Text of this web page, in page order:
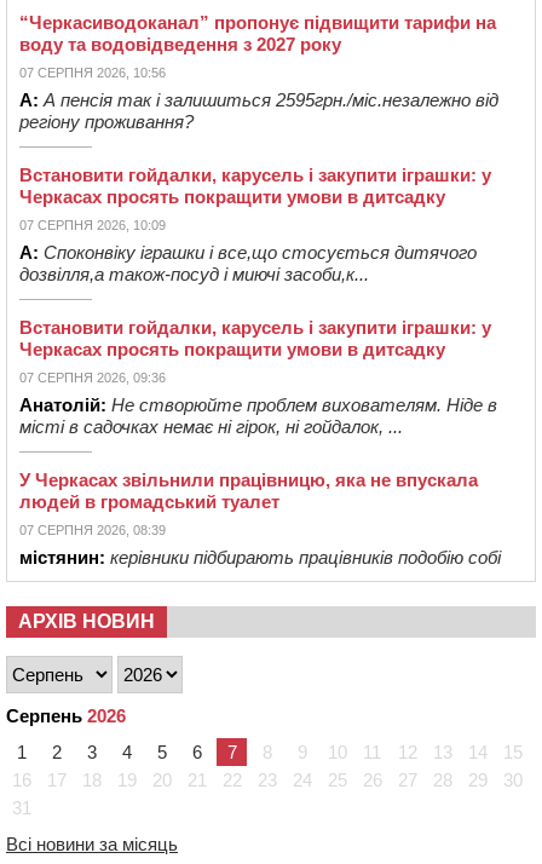
“Черкасиводоканал” пропонує підвищити тарифи на
воду та водовідведення з 2027 року
07 СЕРПНЯ 2026, 10:56
А: А пенсія так і залишиться 2595грн./міс.незалежно від
регіону проживання?
Встановити гойдалки, карусель і закупити іграшки: у
Черкасах просять покращити умови в дитсадку
07 СЕРПНЯ 2026, 10:09
А: Споконвіку іграшки і все,що стосується дитячого
дозвілля,а також-посуд і миючі засоби,к...
Встановити гойдалки, карусель і закупити іграшки: у
Черкасах просять покращити умови в дитсадку
07 СЕРПНЯ 2026, 09:36
Анатолій: Не створюйте проблем вихователям. Ніде в
місті в садочках немає ні гірок, ні гойдалок, ...
У Черкасах звільнили працівницю, яка не впускала
людей в громадський туалет
07 СЕРПНЯ 2026, 08:39
містянин: керівники підбирають працівників подобію собі
АРХІВ НОВИН
Серпень 2026
1
2 3 4 5 6 7 8 9 10 11 12 13 14
15
16
17 18 19 20 21 22 23 24 25 26 27 28 29
30
31
Всі новини за місяць